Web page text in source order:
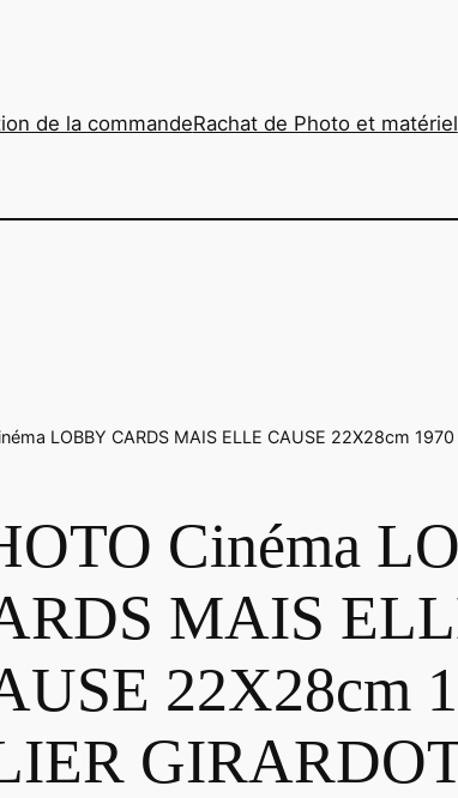
de la commandeRachat de Photo et matériel
LOBBY CARDS MAIS ELLE CAUSE 22X28cm 1970
Cinéma
MAIS
22X28cm